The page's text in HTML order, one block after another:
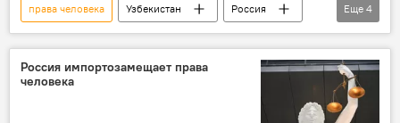
права человека Узбекистан
Россия
сотрудничество
Общество
Посольство Республики Узбекистан в РФ
Еще 4
Россия импортозамещает права
человека